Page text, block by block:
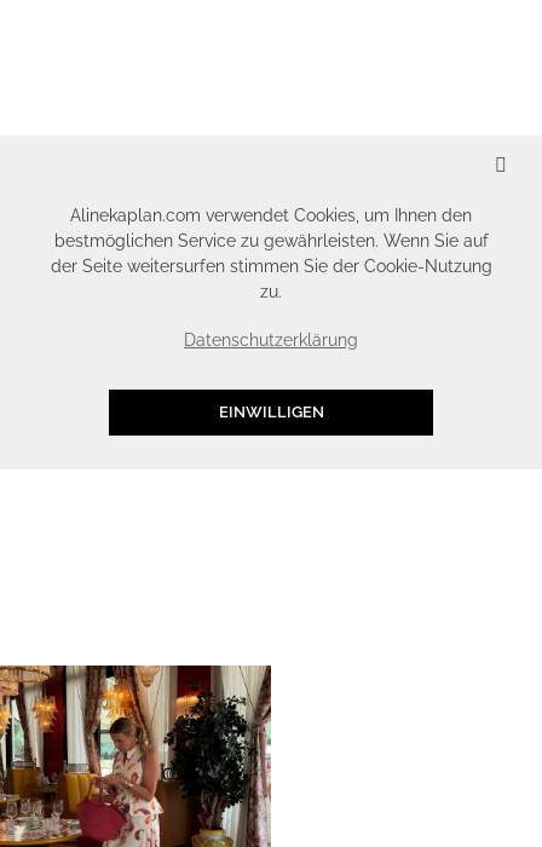
Alinekaplan.com verwendet Cookies, um Ihnen den
bestmöglichen Service zu gewährleisten. Wenn Sie auf
der Seite weitersurfen stimmen Sie der Cookie-Nutzung
zu.
Datenschutzerklärung
EINWILLIGEN